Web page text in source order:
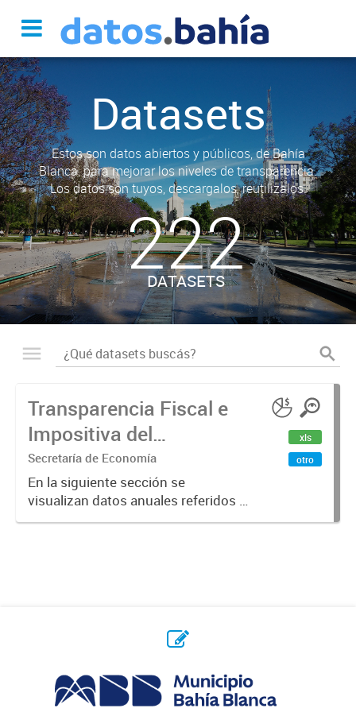
Datasets
Estos son datos abiertos y públicos, de Bahía
Blanca, para mejorar los niveles de transparencia.
Los datos son tuyos, descargalos, reutilizalos.
222
DATASETS
Transparencia Fiscal e
Impositiva del
Municipio. Año 2023
Secretaría de Economía
En la siguiente sección se
visualizan datos anuales referidos a
la transparencia fiscal e impositiva
xls
otro